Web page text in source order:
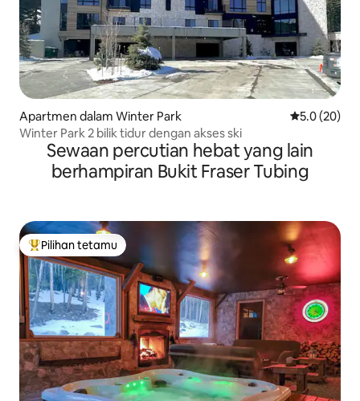
Apartmen dalam Winter Park Penarafan
5.0 (20)
Winter Park 2 bilik tidur dengan akses ski
Sewaan percutian hebat yang lain
berhampiran Bukit Fraser Tubing
Pilihan utama tetamu
Pilihan tetamu